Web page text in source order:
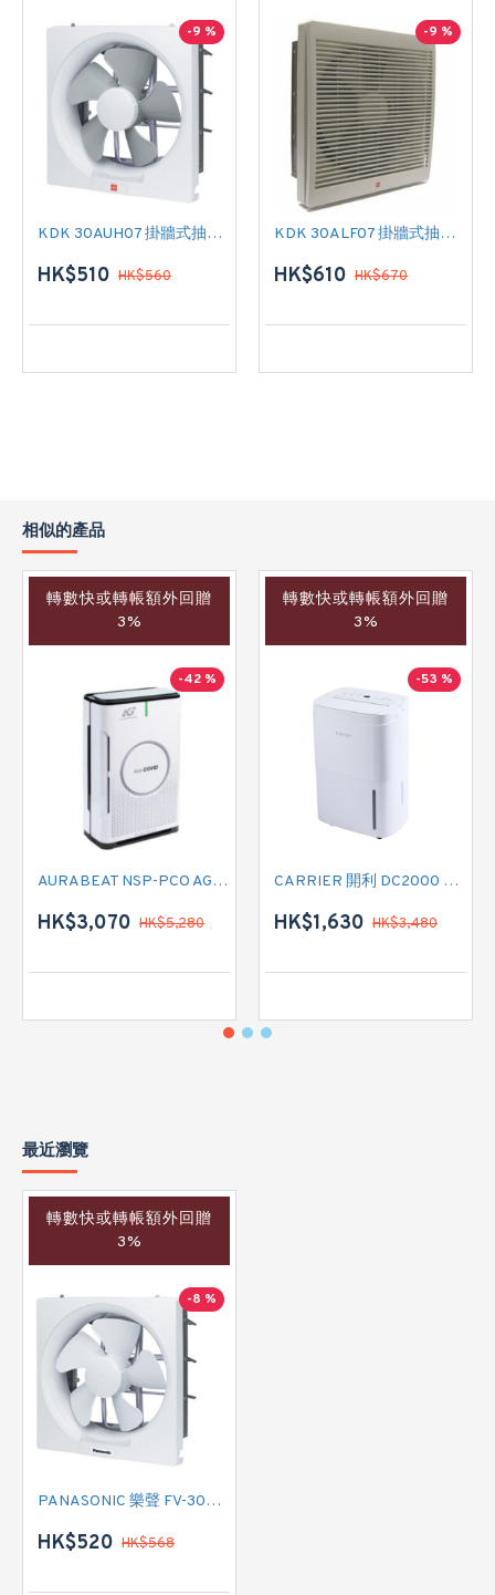
-9 %
KDK 30AUH07 掛牆式抽氣扇
HK$510 HK$560
-9 %
KDK 30ALF07 掛牆式抽氣扇
HK$610 HK$670
相似的產品
轉數快或轉帳額外回贈
3%
-42 %
AURABEAT NSP-PCO AG+空氣淨化機
HK$3,070 HK$5,280
轉數快或轉帳額外回贈
3%
-53 %
CARRIER 開利 DC2000 負離子空氣淨化抽濕機
HK$1,630 HK$3,480
最近瀏覽
轉數快或轉帳額外回贈
3%
-8 %
PANASONIC 樂聲 FV-30AU907 掛牆式抽氣扇
HK$520 HK$568